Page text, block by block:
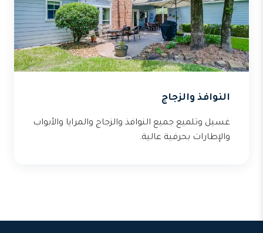
النوافذ والزجاج
غسيل وتلميع جميع النوافذ والزجاج والمرايا والأبواب
والإطارات بحرفية عالية.